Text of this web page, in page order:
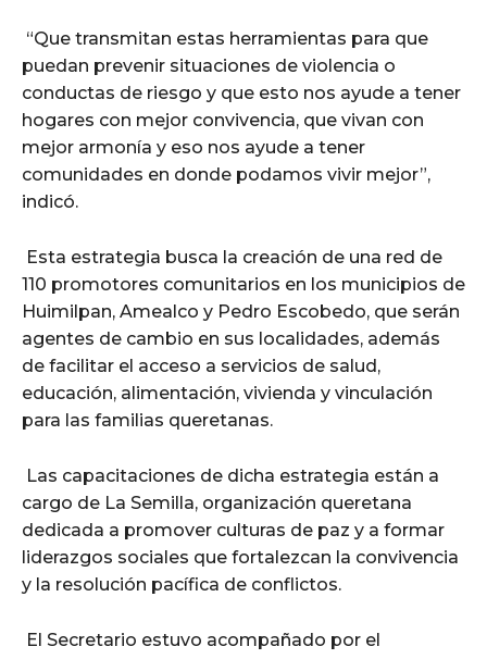
“Que transmitan estas herramientas para que
puedan prevenir situaciones de violencia o
conductas de riesgo y que esto nos ayude a tener
hogares con mejor convivencia, que vivan con
mejor armonía y eso nos ayude a tener
comunidades en donde podamos vivir mejor”,
indicó.
Esta estrategia busca la creación de una red de
110 promotores comunitarios en los municipios de
Huimilpan, Amealco y Pedro Escobedo, que serán
agentes de cambio en sus localidades, además
de facilitar el acceso a servicios de salud,
educación, alimentación, vivienda y vinculación
para las familias queretanas.
Las capacitaciones de dicha estrategia están a
cargo de La Semilla, organización queretana
dedicada a promover culturas de paz y a formar
liderazgos sociales que fortalezcan la convivencia
y la resolución pacífica de conflictos.
El Secretario estuvo acompañado por el